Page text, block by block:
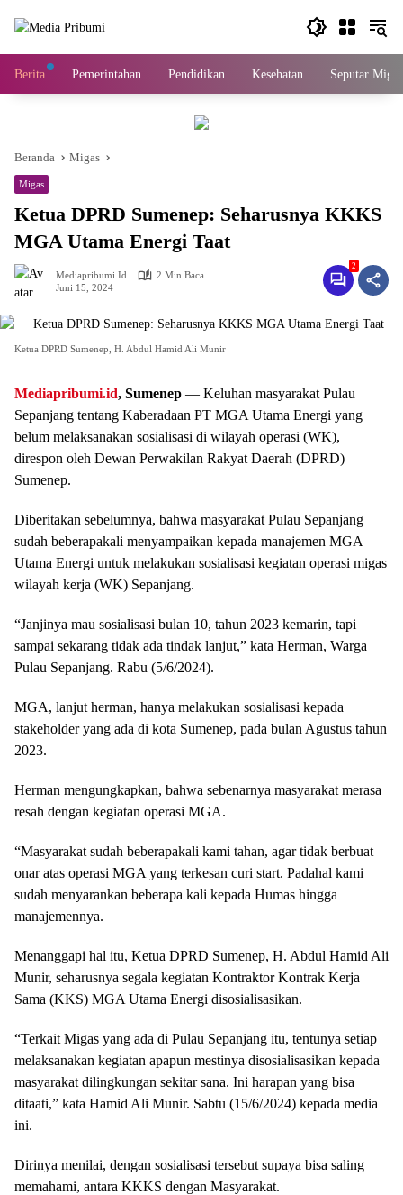
Berita Pemerintahan Pendidikan Kesehatan Seputar Migas
Beranda Migas
Migas
Ketua DPRD Sumenep: Seharusnya KKKS
MGA Utama Energi Taat
Mediapribumi.id
2 Min Baca
Juni 15, 2024
2
Ketua DPRD Sumenep, H. Abdul Hamid Ali Munir
Mediapribumi.id, Sumenep — Keluhan masyarakat Pulau
Sepanjang tentang Kaberadaan PT MGA Utama Energi yang
belum melaksanakan sosialisasi di wilayah operasi (WK),
direspon oleh Dewan Perwakilan Rakyat Daerah (DPRD)
Sumenep.
Diberitakan sebelumnya, bahwa masyarakat Pulau Sepanjang
sudah beberapakali menyampaikan kepada manajemen MGA
Utama Energi untuk melakukan sosialisasi kegiatan operasi migas
wilayah kerja (WK) Sepanjang.
“Janjinya mau sosialisasi bulan 10, tahun 2023 kemarin, tapi
sampai sekarang tidak ada tindak lanjut,” kata Herman, Warga
Pulau Sepanjang. Rabu (5/6/2024).
MGA, lanjut herman, hanya melakukan sosialisasi kepada
stakeholder yang ada di kota Sumenep, pada bulan Agustus tahun
2023.
Herman mengungkapkan, bahwa sebenarnya masyarakat merasa
resah dengan kegiatan operasi MGA.
“Masyarakat sudah beberapakali kami tahan, agar tidak berbuat
onar atas operasi MGA yang terkesan curi start. Padahal kami
sudah menyarankan beberapa kali kepada Humas hingga
manajemennya.
Menanggapi hal itu, Ketua DPRD Sumenep, H. Abdul Hamid Ali
Munir, seharusnya segala kegiatan Kontraktor Kontrak Kerja
Sama (KKS) MGA Utama Energi disosialisasikan.
“Terkait Migas yang ada di Pulau Sepanjang itu, tentunya setiap
melaksanakan kegiatan apapun mestinya disosialisasikan kepada
masyarakat dilingkungan sekitar sana. Ini harapan yang bisa
ditaati,” kata Hamid Ali Munir. Sabtu (15/6/2024) kepada media
ini.
Dirinya menilai, dengan sosialisasi tersebut supaya bisa saling
memahami, antara KKKS dengan Masyarakat.